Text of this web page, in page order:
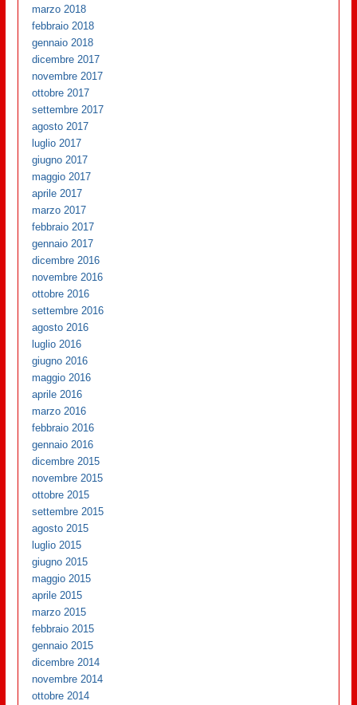
marzo 2018
febbraio 2018
gennaio 2018
dicembre 2017
novembre 2017
ottobre 2017
settembre 2017
agosto 2017
luglio 2017
giugno 2017
maggio 2017
aprile 2017
marzo 2017
febbraio 2017
gennaio 2017
dicembre 2016
novembre 2016
ottobre 2016
settembre 2016
agosto 2016
luglio 2016
giugno 2016
maggio 2016
aprile 2016
marzo 2016
febbraio 2016
gennaio 2016
dicembre 2015
novembre 2015
ottobre 2015
settembre 2015
agosto 2015
luglio 2015
giugno 2015
maggio 2015
aprile 2015
marzo 2015
febbraio 2015
gennaio 2015
dicembre 2014
novembre 2014
ottobre 2014